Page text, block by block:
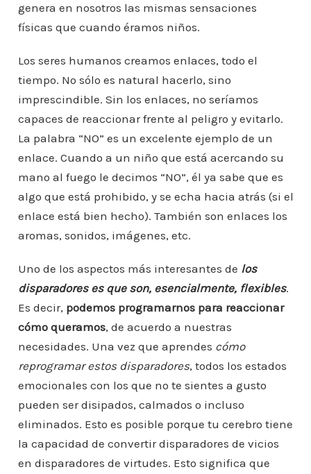
genera en nosotros las mismas sensaciones
físicas que cuando éramos niños.
Los seres humanos creamos enlaces, todo el
tiempo. No sólo es natural hacerlo, sino
imprescindible. Sin los enlaces, no seríamos
capaces de reaccionar frente al peligro y evitarlo.
La palabra “NO” es un excelente ejemplo de un
enlace. Cuando a un niño que está acercando su
mano al fuego le decimos “NO”, él ya sabe que es
algo que está prohibido, y se echa hacia atrás (si el
enlace está bien hecho). También son enlaces los
aromas, sonidos, imágenes, etc.
Uno de los aspectos más interesantes de los
disparadores es que son, esencialmente, flexibles.
Es decir, podemos programarnos para reaccionar
cómo queramos, de acuerdo a nuestras
necesidades. Una vez que aprendes cómo
reprogramar estos disparadores, todos los estados
emocionales con los que no te sientes a gusto
pueden ser disipados, calmados o incluso
eliminados. Esto es posible porque tu cerebro tiene
la capacidad de convertir disparadores de vicios
en disparadores de virtudes. Esto significa que